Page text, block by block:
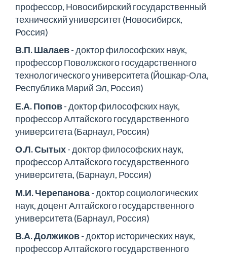
профессор, Новосибирский государственный
технический университет (Новосибирск,
Россия)
В.П. Шалаев- доктор философских наук,
профессор Поволжского государственного
технологического университета (Йошкар-Ола,
Республика Марий Эл, Россия)
Е.А. Попов- доктор философских наук,
профессор Алтайского государственного
университета (Барнаул, Россия)
О.Л. Сытых- доктор философских наук,
профессор Алтайского государственного
университета, (Барнаул, Россия)
М.И. Черепанова- доктор социологических
наук, доцент Алтайского государственного
университета (Барнаул, Россия)
В.А. Должиков- доктор исторических наук,
профессор Алтайского государственного